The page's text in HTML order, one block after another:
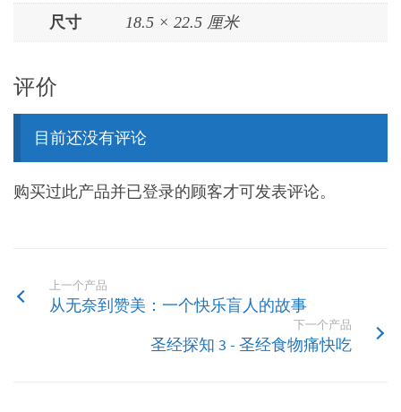
尺寸 18.5 × 22.5 厘米
评价
目前还没有评论
购买过此产品并已登录的顾客才可发表评论。
上一个产品
从无奈到赞美：一个快乐盲人的故事
下一个产品
圣经探知 3 - 圣经食物痛快吃